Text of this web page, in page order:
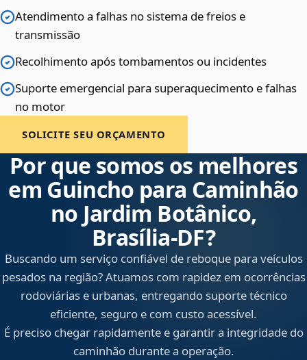
Atendimento a falhas no sistema de freios e
transmissão
Recolhimento após tombamentos ou incidentes
Suporte emergencial para superaquecimento e falhas
no motor
SOLICITE SEU ORÇAMENTO
Por que somos os melhores
em Guincho para Caminhão
no Jardim Botânico,
Brasília‑DF?
Buscando um serviço confiável de reboque para veículos
pesados na região? Atuamos com rapidez em ocorrências
rodoviárias e urbanas, entregando suporte técnico
eficiente, seguro e com custo acessível.
É preciso chegar rapidamente e garantir a integridade do
caminhão durante a operação.